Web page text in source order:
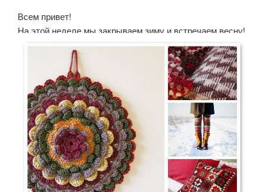
Всем привет!
На этой неделе мы закрываем зиму и встречаем весну!